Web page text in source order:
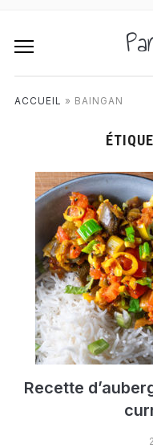
ACCUEIL » BAINGAN
Recette